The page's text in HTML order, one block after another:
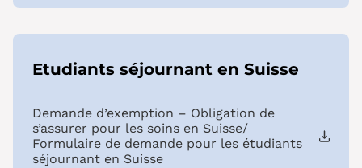
Etudiants séjournant en Suisse
Demande d’exemption – Obligation de
s’assurer pour les soins en Suisse/
Formulaire de demande pour les étudiants
séjournant en Suisse